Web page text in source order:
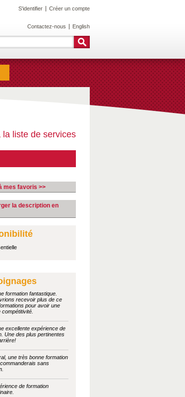
S'identifier Créer un compte
Contactez-nous English
liste de services
mes favoris >>
la description en
formation fantastique.
recevoir plus de ce
pour avoir une
compétitivité.
excellente expérience de
Une des plus pertinentes
une très bonne formation
sans
de formation